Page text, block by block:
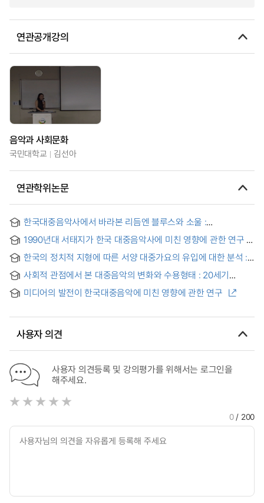
연관공개강의
음악과 사회문화
국민대학교 김선아
연관학위논문
한국대중음악사에서 바라본 리듬엔 블루스와 소울 :
1990년대 서태지가 한국 대중음악사에 미친 영향에 관한 연구 =
Korea history of public music in 1990's
한국의 정치적 지형에 따른 서양 대중가요의 유입에 대한 분석 :
Western Popular Music Through Popular Music?Translation
(P?nan'gayo) ? Based on Political Topographical Changes
of Korean Society From 1910 To 1987 -
사회적 관점에서 본 대중음악의 변화와 수용형태 : 20세기
and Acceptance of Popular Music from a Social
20th Century
미디어의 발전이 한국대중음악에 미친 영향에 관한 연구
사용자 의견
사용자 의견등록 및 강의평가를 위해서는 로그인을
해주세요.
0/ 200